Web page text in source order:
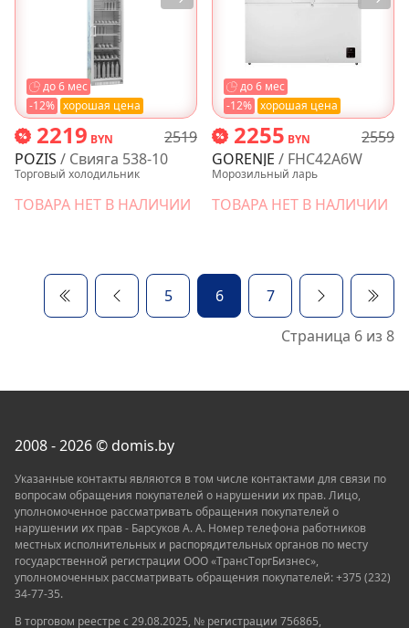
-12% хорошая цена
до 6 мес
2219 BYN
2519
POZIS / Свияга 538-10
Торговый холодильник
ТОВАРА НЕТ В НАЛИЧИИ
-12% хорошая цена
до 6 мес
2255 BYN
2559
GORENJE / FHC42A6W
Морозильный ларь
ТОВАРА НЕТ В НАЛИЧИИ
5 6
7
Страница 6 из 8
2008 - 2026 © domis.by
Указанные контакты являются в том числе контактами для связи по
вопросам обращения покупателей о нарушении их прав. Лицо,
уполномоченное рассматривать обращения покупателей о
нарушении их прав - Барсуков А. А. Номер телефона работников
местных исполнительных и распорядительных органов по месту
государственной регистрации ООО «TрaнcТopгБизнec»,
уполномоченных рассматривать обращения покупателей: +375 (232)
34-77-35.
В торговом реестре с 29.08.2025, № регистрации 756865,